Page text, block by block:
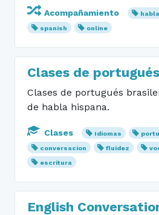
Acompañamiento
spanish
online
Clases de portugués
Clases de portugués
de habla hispana.
Clases Idiomas
conversacion
fluidez
escritura
English